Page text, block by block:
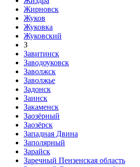
Жирновск
Жуков
Жуковка
Жуковский
З
Завитинск
Заводоуковск
Заволжск
Заволжье
Задонск
Заинск
Закаменск
Заозёрный
Заозёрск
Западная Двина
Заполярный
Зарайск
Заречный Пензенская область